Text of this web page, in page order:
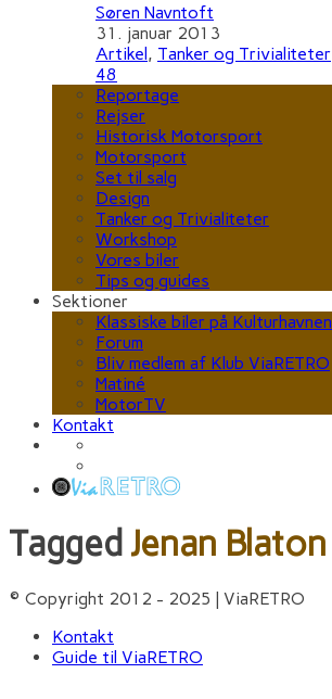
Søren Navntoft
31. januar 2013
Artikel, Tanker og Trivialiteter
48
Reportage
Rejser
Historisk Motorsport
Motorsport
Set til salg
Design
Tanker og Trivialiteter
Workshop
Vores biler
Tips og guides
Sektioner
Klassiske biler på Kulturhavnen
Forum
Bliv medlem af Klub ViaRETRO
Matiné
MotorTV
Kontakt
Tagged Jenan Blaton
© Copyright 2012 - 2025 | ViaRETRO
Kontakt
Guide til ViaRETRO